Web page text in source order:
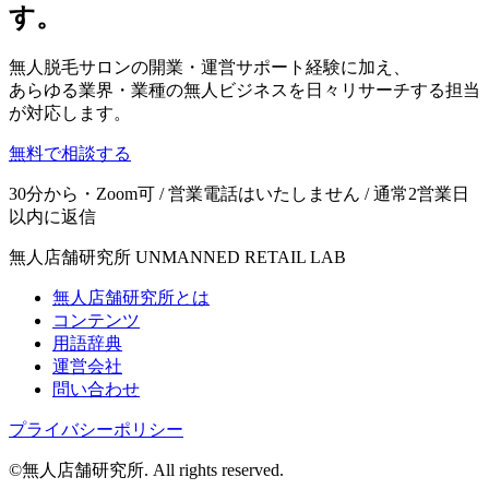
す。
無人脱毛サロンの開業・運営サポート経験に加え、
あらゆる業界・業種の無人ビジネスを日々リサーチする担当
が対応します。
無料で相談する
30分から・Zoom可 / 営業電話はいたしません / 通常2営業日
以内に返信
無人店舗研究所 UNMANNED RETAIL LAB
無人店舗研究所とは
コンテンツ
用語辞典
運営会社
問い合わせ
プライバシーポリシー
©無人店舗研究所. All rights reserved.